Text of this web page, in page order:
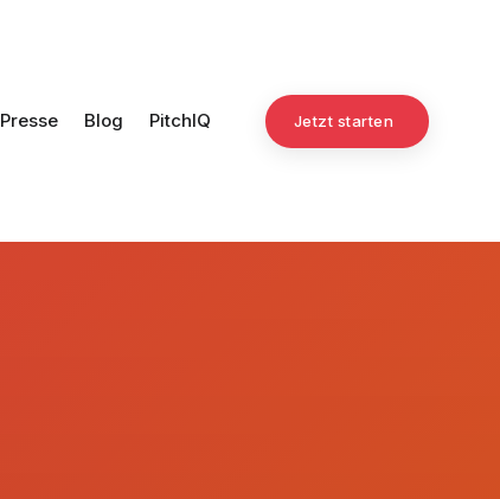
Presse Blog PitchIQ Jetzt starten